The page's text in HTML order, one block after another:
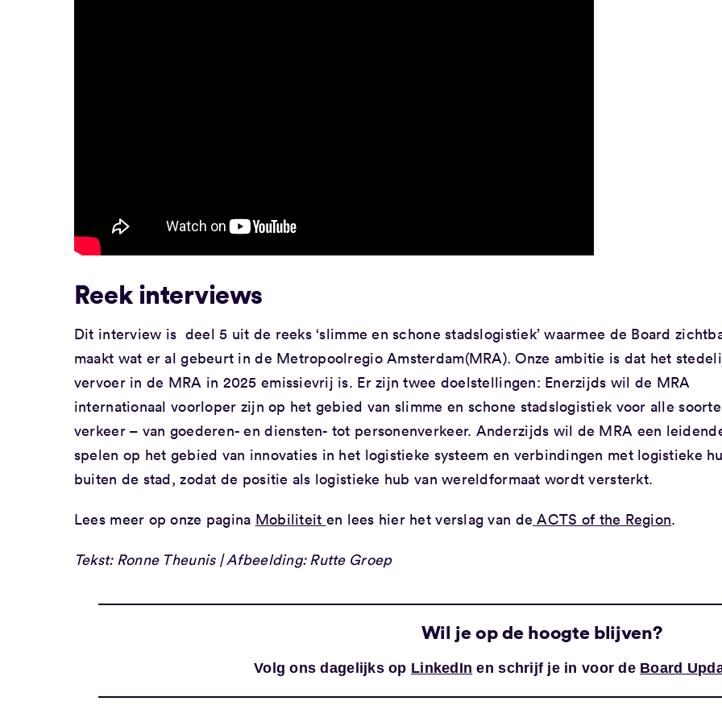
Reek interviews
Dit interview is deel 5 uit de reeks ‘slimme en schone stadslogistiek’ waarmee de Board
maakt wat er al gebeurt in de Metropoolregio Amsterdam(MRA). Onze ambitie is dat het
vervoer in de MRA in 2025 emissievrij is. Er zijn twee doelstellingen: Enerzijds wil de MRA
internationaal voorloper zijn op het gebied van slimme en schone stadslogistiek voor alle
verkeer – van goederen- en diensten- tot personenverkeer. Anderzijds wil de MRA een
spelen op het gebied van innovaties in het logistieke systeem en verbindingen met logistieke
buiten de stad, zodat de positie als logistieke hub van wereldformaat wordt versterkt.
Lees meer op onze pagina Mobiliteit en lees hier het verslag van de ACTS of the Region.
Tekst: Ronne Theunis | Afbeelding: Rutte Groep
Wil je op de hoogte blijven?
Volg ons dagelijks op LinkedIn en schrijf je in voor de Board